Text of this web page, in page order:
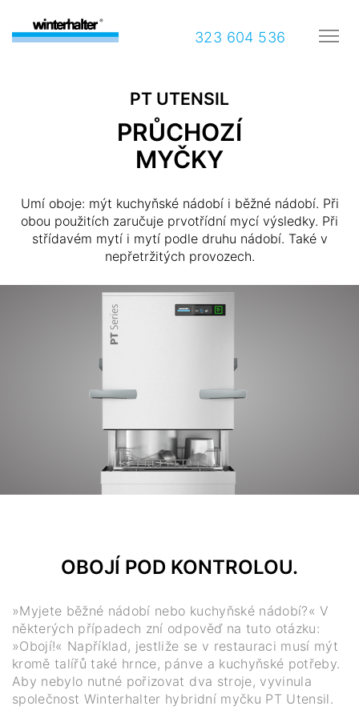
323 604 536
PT UTENSIL
PRŮCHOZÍ
MYČKY
Umí oboje: mýt kuchyňské nádobí i běžné nádobí. Při
obou použitích zaručuje prvotřídní mycí výsledky. Při
střídavém mytí i mytí podle druhu nádobí. Také v
nepřetržitých provozech.
OBOJÍ POD KONTROLOU.
»Myjete běžné nádobí nebo kuchyňské nádobí?« V
některých případech zní odpověď na tuto otázku:
»Obojí!« Například, jestliže se v restauraci musí mýt
kromě talířů také hrnce, pánve a kuchyňské potřeby.
Aby nebylo nutné pořizovat dva stroje, vyvinula
společnost Winterhalter hybridní myčku PT Utensil.